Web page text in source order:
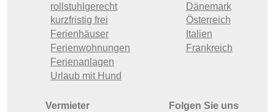
rollstuhlgerecht
kurzfristig frei
Ferienhäuser
Ferienwohnungen
Ferienanlagen
Urlaub mit Hund
Dänemark
Österreich
Italien
Frankreich
Vermieter Folgen Sie uns